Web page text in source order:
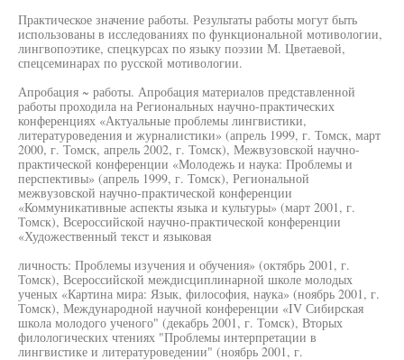
Практическое значение работы. Результаты работы могут быть
использованы в исследованиях по функциональной мотивологии,
лингвопоэтике, спецкурсах по языку поэзии М. Цветаевой,
спецсеминарах по русской мотивологии.
Апробация ~ работы. Апробация материалов представленной
работы проходила на Региональных научно-практических
конференциях «Актуальные проблемы лингвистики,
литературоведения и журналистики» (апрель 1999, г. Томск, март
2000, г. Томск, апрель 2002, г. Томск), Межвузовской научно-
практической конференции «Молодежь и наука: Проблемы и
перспективы» (апрель 1999, г. Томск), Региональной
межвузовской научно-практической конференции
«Коммуникативные аспекты языка и культуры» (март 2001, г.
Томск), Всероссийской научно-практической конференции
«Художественный текст и языковая
личность: Проблемы изучения и обучения» (октябрь 2001, г.
Томск), Всероссийской междисциплинарной школе молодых
ученых «Картина мира: Язык, философия, наука» (ноябрь 2001, г.
Томск), Международной научной конференции «IV Сибирская
школа молодого ученого" (декабрь 2001, г. Томск), Вторых
филологических чтениях "Проблемы интерпретации в
лингвистике и литературоведении" (ноябрь 2001, г.